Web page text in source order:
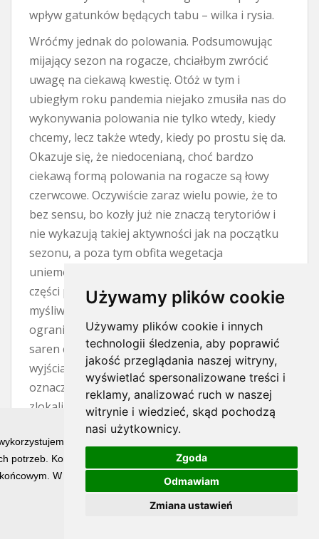
technologię cookies w celu świadczenia Państwu
potrzeb. Korzystanie z witryny bez zmiany ustawień dotyczących
W każdym momencie możesz określić warunki
Używamy plików cookie
Używamy plików cookie i innych
technologii śledzenia, aby poprawić
jakość przeglądania naszej witryny,
wyświetlać spersonalizowane treści i
reklamy, analizować ruch w naszej
witrynie i wiedzieć, skąd pochodzą
nasi użytkownicy.
Zgoda
Odmawiam
Zmiana ustawień
wpływ gatunków będących tabu – wilka i rysia.
Wróćmy jednak do polowania. Podsumowując
mijający sezon na rogacze, chciałbym zwrócić
uwagę na ciekawą kwestię. Otóż w tym i
ubiegłym roku pandemia niejako zmusiła nas do
wykonywania polowania nie tylko wtedy, kiedy
chcemy, lecz także wtedy, kiedy po prostu się da.
Okazuje się, że niedocenianą, choć bardzo
ciekawą formą polowania na rogacze są łowy
czerwcowe. Oczywiście zaraz wielu powie, że to
bez sensu, bo kozły już nie znaczą terytoriów i
nie wykazują takiej aktywności jak na początku
sezonu, a poza tym obfita wegetacja
uniemożliwia zdobycie trofeum. To wszystko po
części prawda, czerwiec to trudny miesiąc dla
myśliwego. Wyrośnięte zboża i trawy znacznie
ograniczają widoczność, natomiast aktywność
saren często przejawia się jedynie w krótkich
wyjściach na otwarty teren. Jednak trudny nie
oznacza niemożliwy. Jeżeli mamy
zlokalizowanego rogacza, to kwestią cierpliwości
i wytrwałości jest spotkanie z nim. W nagrodę
pozyskujemy osobnika o najładniejszym
wyglądzie parostków w całym sezonie.
Największy atut trofeum pozyskanego w
czerwcu stanowi już pełne jego wybarwienie.